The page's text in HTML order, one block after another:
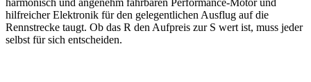
harmonisch und angenehm fahrbaren Performance-Motor und
hilfreicher Elektronik für den gelegentlichen Ausflug auf die
Rennstrecke taugt. Ob das R den Aufpreis zur S wert ist, muss jeder
selbst für sich entscheiden.